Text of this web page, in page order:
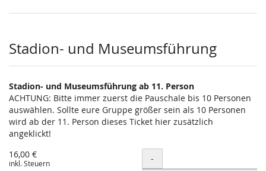
Stadion- und Museumsführung
Stadion- und Museumsführung ab 11. Person
ACHTUNG: Bitte immer zuerst die Pauschale bis 10 Personen
auswählen. Sollte eure Gruppe größer sein als 10 Personen
wird ab der 11. Person dieses Ticket hier zusätzlich
angeklickt!
16,00 €
inkl. Steuern Menge
-